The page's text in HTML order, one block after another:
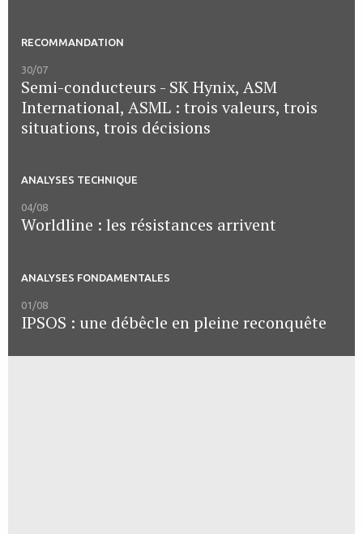
RECOMMANDATION
30/07
Semi-conducteurs - SK Hynix, ASM
International, ASML : trois valeurs, trois
situations, trois décisions
ANALYSES TECHNIQUE
04/08
Worldline : les résistances arrivent
ANALYSES FONDAMENTALES
01/08
IPSOS : une débêcle en pleine reconquête